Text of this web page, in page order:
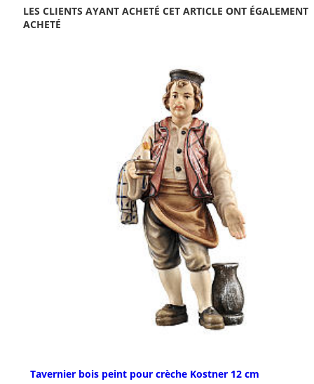
LES CLIENTS AYANT ACHETÉ CET ARTICLE ONT ÉGALEMENT
ACHETÉ
Tavernier bois peint pour crèche Kostner 12 cm